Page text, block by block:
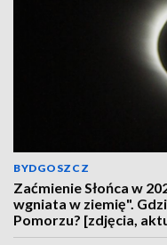
BYDGOSZCZ
Zaćmienie Słońca w
wgniata w ziemię".
Pomorzu? [zdjęcia,